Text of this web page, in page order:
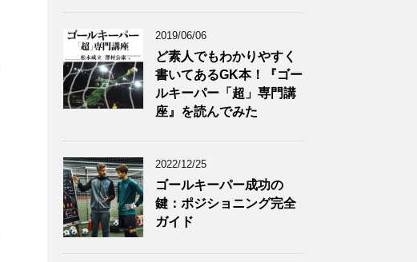
2019/06/06
ど素人でもわかりやすく
書いてあるGK本！『ゴー
ルキーパー「超」専門講
座』を読んでみた
2022/12/25
ゴールキーパー成功の
鍵：ポジショニング完全
ガイド